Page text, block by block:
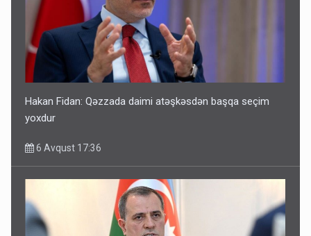
Hakan Fidan: Qəzzada daimi atəşkəsdən başqa seçim
yoxdur
6 Avqust 17:36